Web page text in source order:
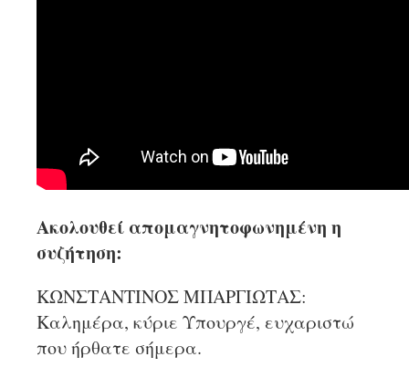
Ακολουθεί απομαγνητοφωνημένη η
συζήτηση:
ΚΩΝΣΤΑΝΤΙΝΟΣ ΜΠΑΡΓΙΩΤΑΣ:
Καλημέρα, κύριε Υπουργέ, ευχαριστώ
που ήρθατε σήμερα.